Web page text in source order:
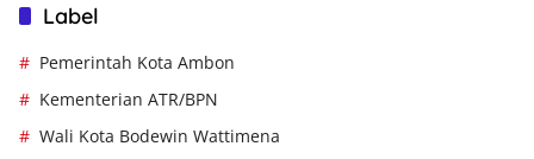
Label
Pemerintah Kota Ambon
Kementerian ATR/BPN
Wali Kota Bodewin Wattimena